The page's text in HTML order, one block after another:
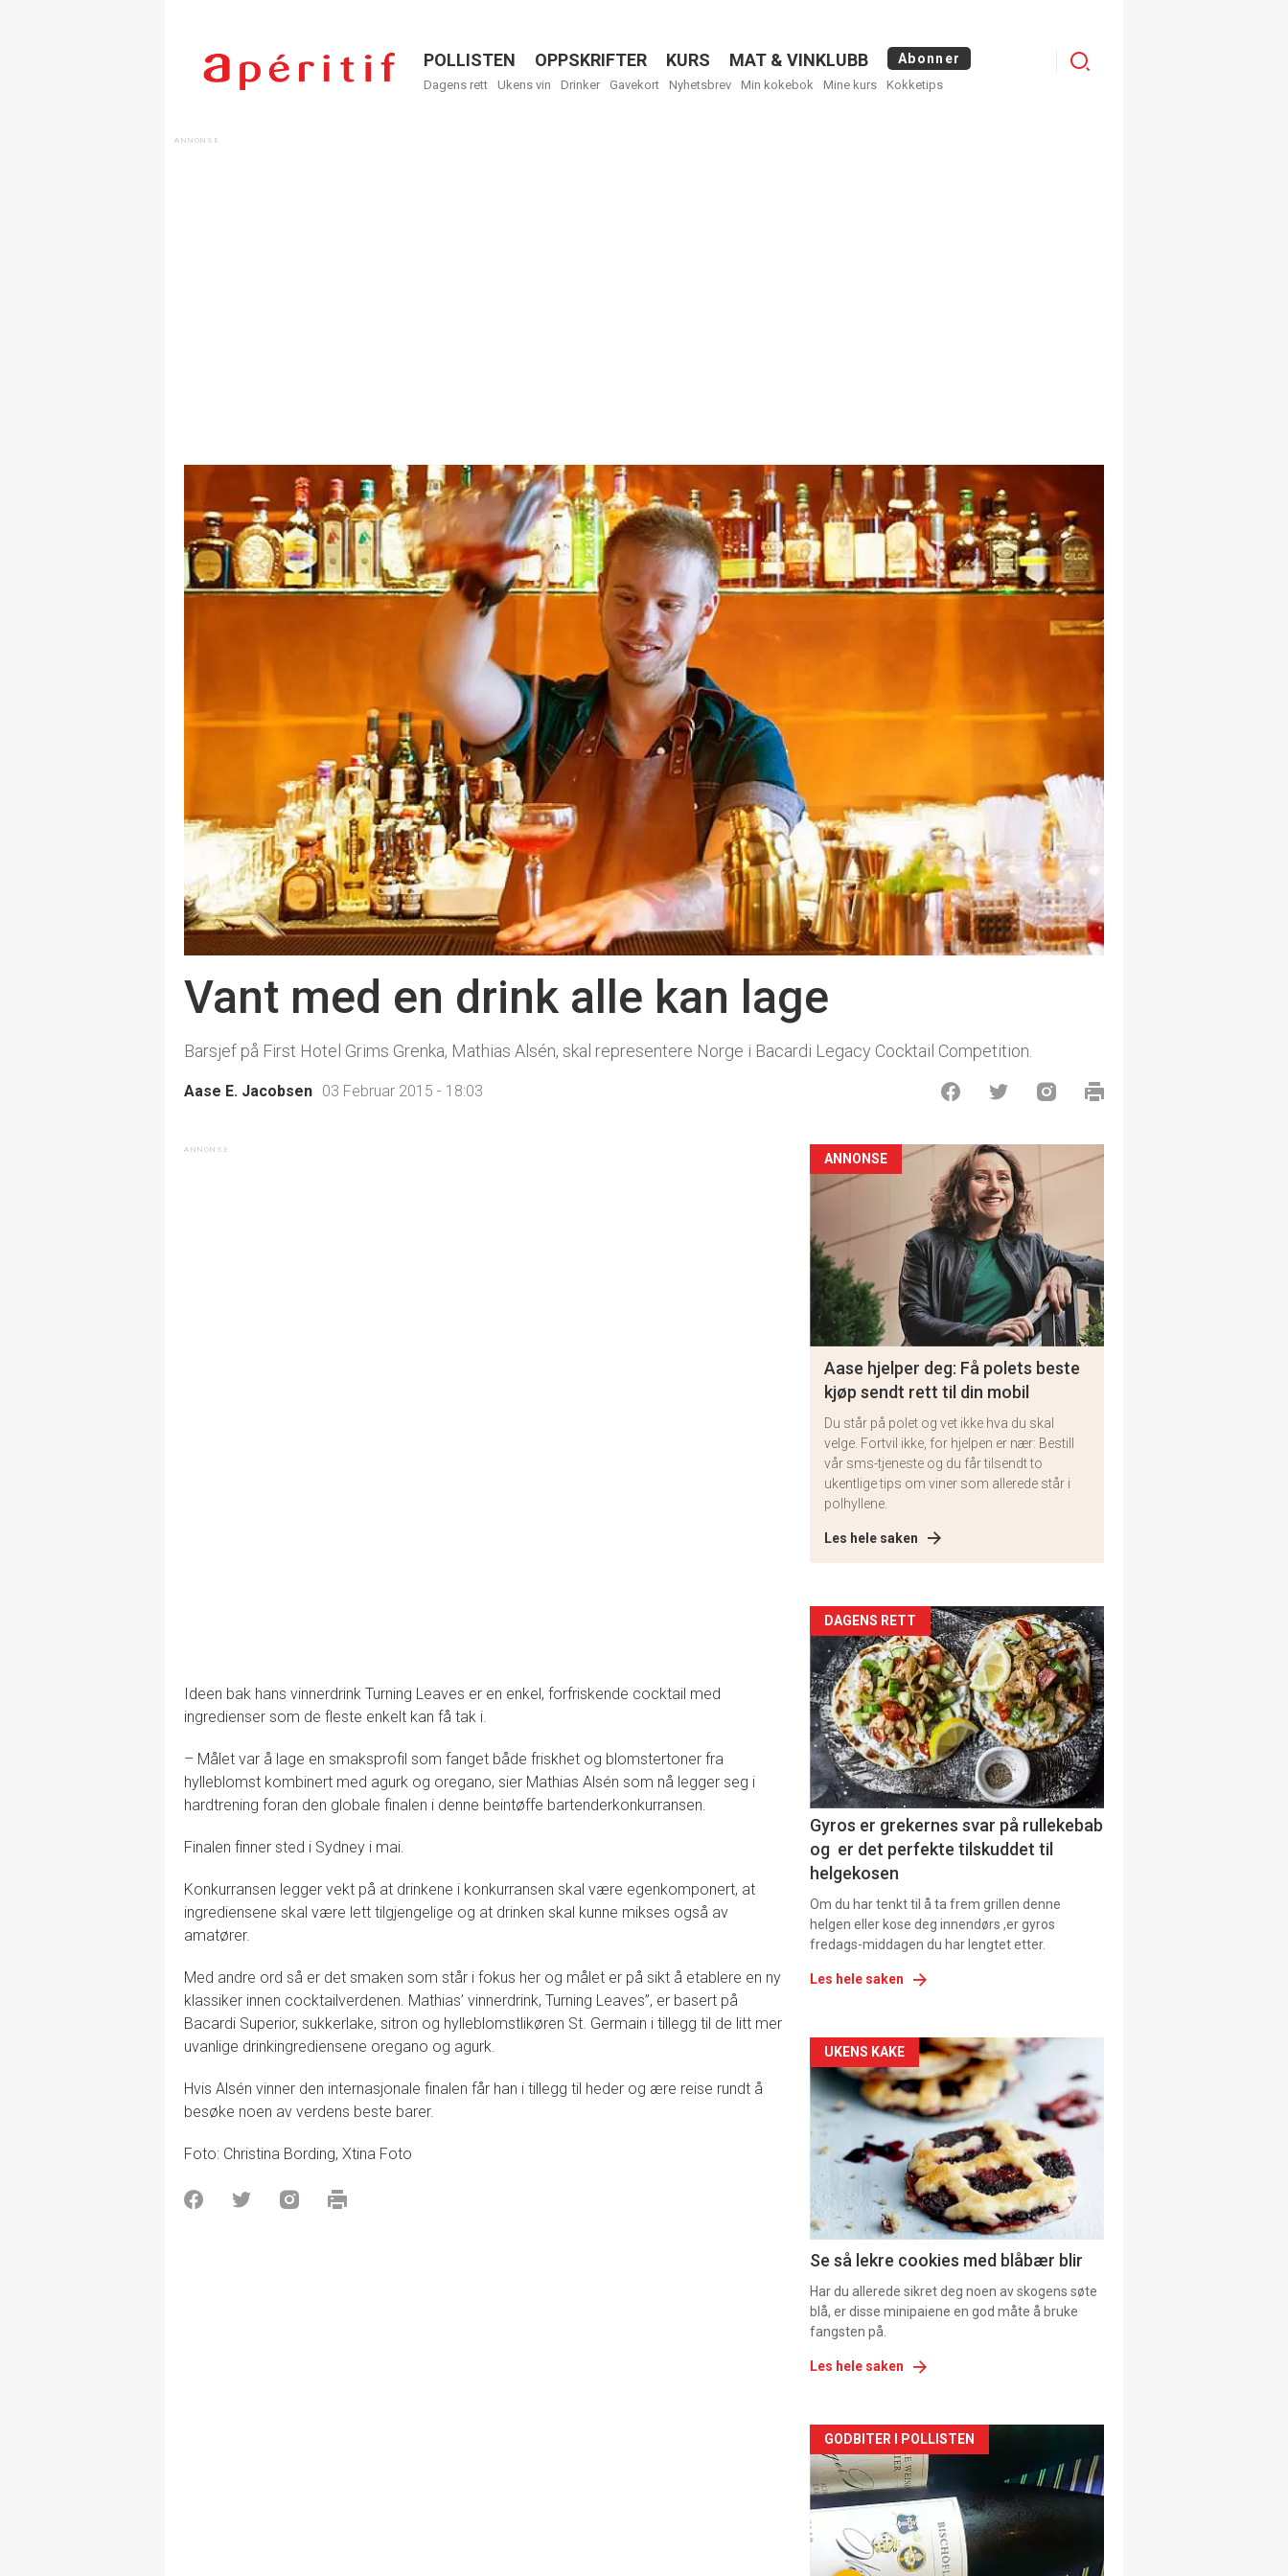
Menu
POLLISTEN OPPSKRIFTER KURS MAT & VINKLUBB Abonner
Dagens rett Ukens vin Drinker Gavekort Nyhetsbrev Min kokebok Mine kurs Kokketips
Logg
Vant med en drink alle kan lage
Barsjef på First Hotel Grims Grenka, Mathias Alsén, skal representere Norge i Bacardi Legacy Cocktail Competition.
Aase E. Jacobsen 03 Februar 2015 - 18:03
Ideen bak hans vinnerdrink Turning Leaves er en enkel, forfriskende cocktail med
ingredienser som de fleste enkelt kan få tak i.
– Målet var å lage en smaksprofil som fanget både friskhet og blomstertoner fra
hylleblomst kombinert med agurk og oregano, sier Mathias Alsén som nå legger seg i
hardtrening foran den globale finalen i denne beintøffe bartenderkonkurransen.
Finalen finner sted i Sydney i mai.
Konkurransen legger vekt på at drinkene i konkurransen skal være egenkomponert, at
ingrediensene skal være lett tilgjengelige og at drinken skal kunne mikses også av
amatører.
Med andre ord så er det smaken som står i fokus her og målet er på sikt å etablere en ny
klassiker innen cocktailverdenen. Mathias’ vinnerdrink, Turning Leaves”, er basert på
Bacardi Superior, sukkerlake, sitron og hylleblomstlikøren St. Germain i tillegg til de litt mer
uvanlige drinkingrediensene oregano og agurk.
Hvis Alsén vinner den internasjonale finalen får han i tillegg til heder og ære reise rundt å
besøke noen av verdens beste barer.
Foto: Christina Bording, Xtina Foto
ANNONSE
Aase hjelper deg: Få polets beste
kjøp sendt rett til din mobil
Du står på polet og vet ikke hva du skal
velge. Fortvil ikke, for hjelpen er nær: Bestill
vår sms-tjeneste og du får tilsendt to
ukentlige tips om viner som allerede står i
polhyllene.
Les hele saken
Artikler
detail
-
section
11
DAGENS RETT
Gyros er grekernes svar på rullekebab
og er det perfekte tilskuddet til
helgekosen
Om du har tenkt til å ta frem grillen denne
helgen eller kose deg innendørs ,er gyros
fredags-middagen du har lengtet etter.
Les hele saken
Artikler
detail
-
section
11
Dagens
rett
UKENS KAKE
Se så lekre cookies med blåbær blir
Har du allerede sikret deg noen av skogens søte
blå, er disse minipaiene en god måte å bruke
fangsten på.
Les hele saken
Artikler
detail
-
section
GODBITER I POLLISTEN